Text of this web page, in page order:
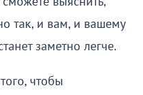
так, и вам, и вашему
заметно легче.
чтобы